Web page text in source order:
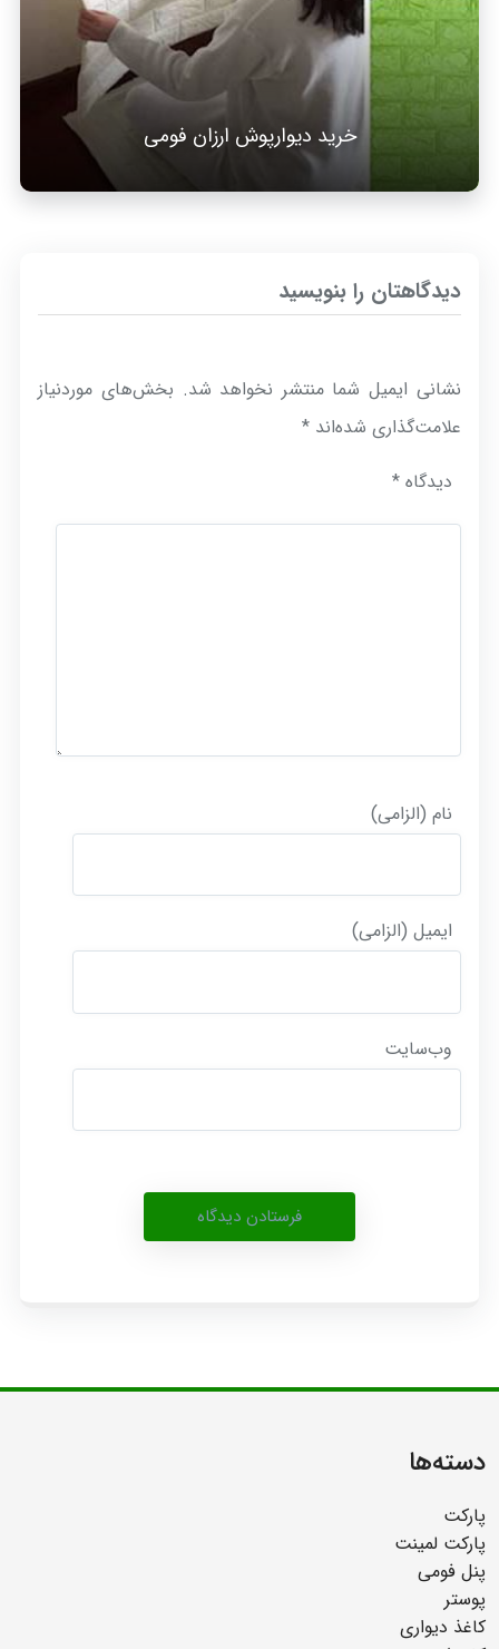
خرید دیوارپوش ارزان فومی
دیدگاهتان را بنویسید
نشانی ایمیل شما منتشر نخواهد شد. بخش‌های موردنیاز
علامت‌گذاری شده‌اند*
دیدگاه *
نام (الزامی)
ایمیل (الزامی)
وب‌سایت
دسته‌ها
پارکت
پارکت لمینت
پنل فومی
پوستر
کاغذ دیواری